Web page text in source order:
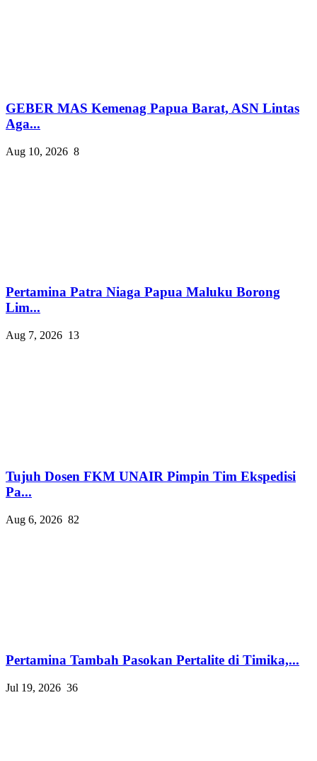
GEBER MAS Kemenag Papua Barat, ASN Lintas
Aga...
Aug 10, 2026 8
Pertamina Patra Niaga Papua Maluku Borong
Lim...
Aug 7, 2026 13
Tujuh Dosen FKM UNAIR Pimpin Tim Ekspedisi
Pa...
Aug 6, 2026 82
Pertamina Tambah Pasokan Pertalite di Timika,...
Jul 19, 2026 36